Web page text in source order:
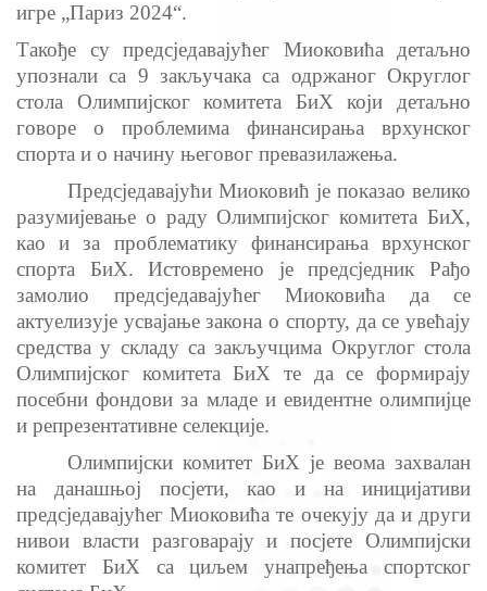
игре „Париз 2024“.
Такође су предсједавајућег Миоковића детаљно
упознали са 9 закључака са одржаног Округлог
стола Олимпијског комитета БиХ који детаљно
говоре о проблемима финансирања врхунског
спорта и о начину његовог превазилажења.
Предсједавајући Миоковић је показао велико
разумијевање о раду Олимпијског комитета БиХ,
као и за проблематику финансирања врхунског
спорта БиХ. Истовремено је предсједник Рађо
замолио предсједавајућег Миоковића да се
актуелизује усвајање закона о спорту, да се увећају
средства у складу са закључцима Округлог стола
Олимпијског комитета БиХ те да се формирају
посебни фондови за младе и евидентне олимпијце
и репрезентативне селекције.
Олимпијски комитет БиХ је веома захвалан
на данашњој посјети, као и на иницијативи
предсједавајућег Миоковића те очекују да и други
нивои власти разговарају и посјете Олимпијски
комитет БиХ са циљем унапређења спортског